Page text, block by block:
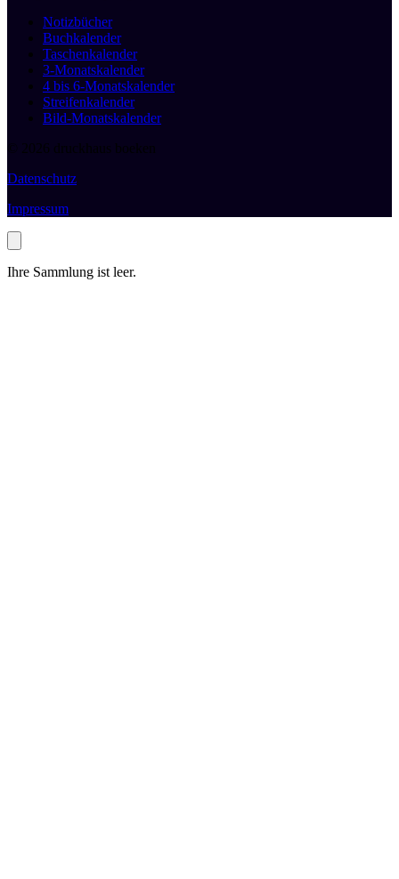
Notizbücher
Buchkalender
Taschenkalender
3-Monatskalender
4 bis 6-Monatskalender
Streifenkalender
Bild-Monatskalender
© 2026 druckhaus boeken
Datenschutz
Impressum
Ihre Sammlung ist leer.